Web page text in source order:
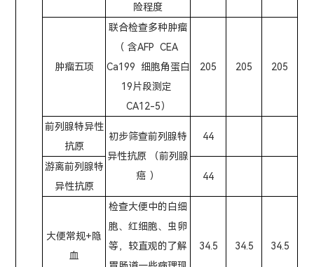
险程度
肿瘤五项
联合检查多种肿瘤
（ 含AFP CEA
Ca199 细胞角蛋白
19片段测定
CA12-5）
205 205 205
前列腺特异性
抗原
初步筛查前列腺特
异性抗原 （前列腺
癌 ）
44
游离前列腺特
异性抗原
44
大便常规+隐
血
检查大便中的白细
胞、红细胞、虫卵
等，较直观的了解
34.5 34.5 34.5